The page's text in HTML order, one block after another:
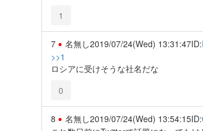
1
7 名無し2019/07/24(Wed) 13:31:47ID:
>>1
ロシアに受けそうな社名だな
0
8 名無し2019/07/24(Wed) 13:54:15ID: